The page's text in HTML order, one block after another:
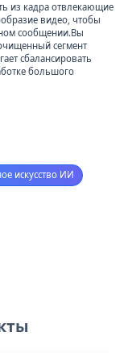
из кадра отвлекающие
видео, чтобы
сообщении.Вы
сегмент
сбалансировать
большого
искусство ИИ